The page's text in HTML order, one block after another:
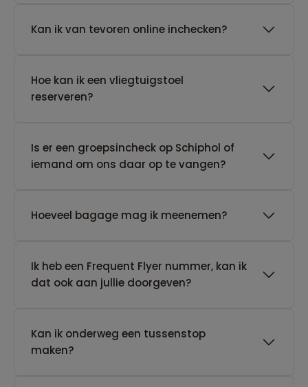
Kan ik van tevoren online inchecken?
Hoe kan ik een vliegtuigstoel
reserveren?
Is er een groepsincheck op Schiphol of
iemand om ons daar op te vangen?
Hoeveel bagage mag ik meenemen?
Ik heb een Frequent Flyer nummer, kan ik
dat ook aan jullie doorgeven?
Kan ik onderweg een tussenstop
maken?